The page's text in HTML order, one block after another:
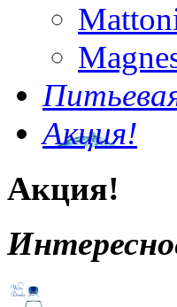
Акция!
Акция!